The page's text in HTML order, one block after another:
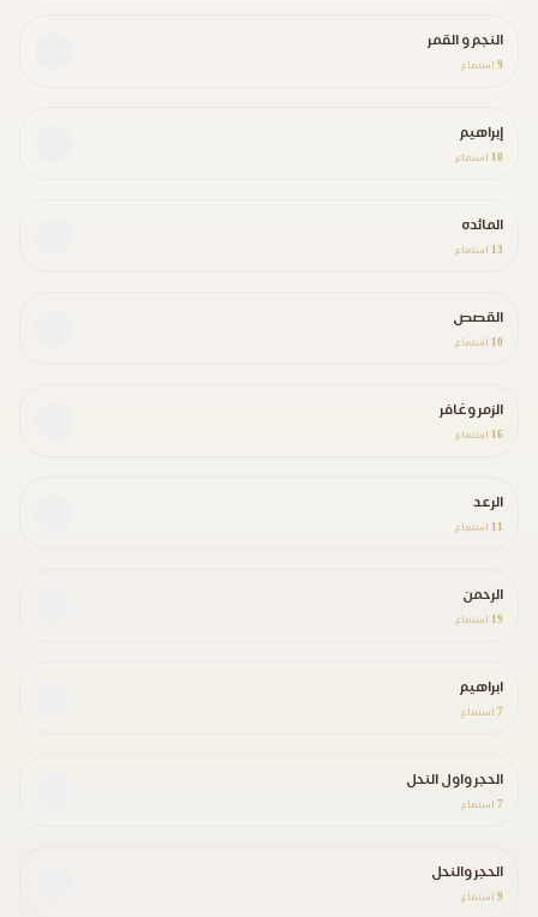
النجم و القمر
9 استماع
إبراهيم
10 استماع
المائده
13 استماع
القصص
10 استماع
الزمر وغافر
16 استماع
الرعد
11 استماع
الرحمن
19 استماع
ابراهيم
7 استماع
الحجر واول النحل
7 استماع
الحجر والنحل
9 استماع